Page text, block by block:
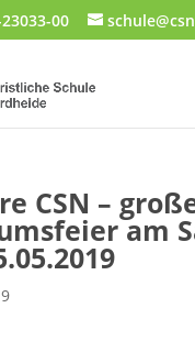
00
CSN –
am